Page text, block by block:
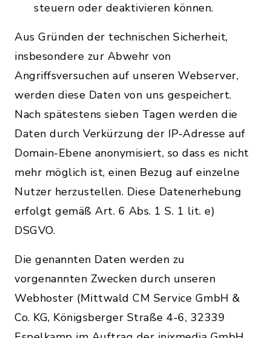
steuern oder deaktivieren können.
Aus Gründen der technischen Sicherheit,
insbesondere zur Abwehr von
Angriffsversuchen auf unseren Webserver,
werden diese Daten von uns gespeichert.
Nach spätestens sieben Tagen werden die
Daten durch Verkürzung der IP-Adresse auf
Domain-Ebene anonymisiert, so dass es nicht
mehr möglich ist, einen Bezug auf einzelne
Nutzer herzustellen. Diese Datenerhebung
erfolgt gemäß Art. 6 Abs. 1 S. 1 lit. e)
DSGVO.
Die genannten Daten werden zu
vorgenannten Zwecken durch unseren
Webhoster (Mittwald CM Service GmbH &
Co. KG, Königsberger Straße 4-6, 32339